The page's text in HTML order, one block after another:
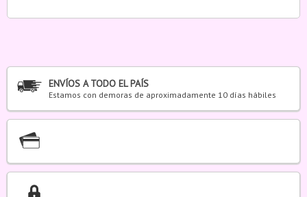
ENVÍOS A TODO EL PAÍS
Estamos con demoras de aproximadamente 10 días hábiles